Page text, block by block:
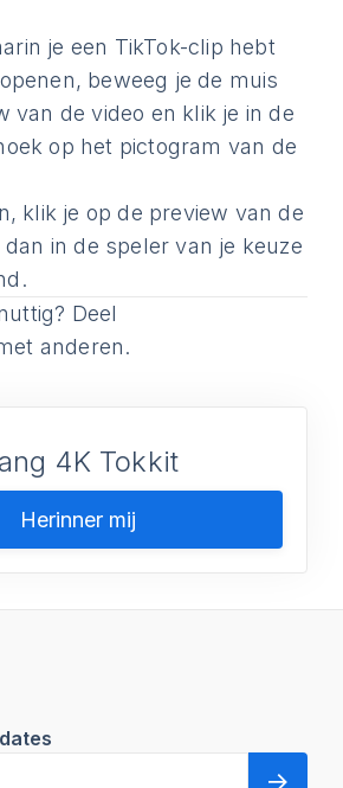
je een TikTok-clip hebt
beweeg je de muis
van de video en klik je in de
op het pictogram van de
klik je op de preview van de
dan in de speler van je keuze
Deel
anderen.
4K Tokkit
Herinner mij